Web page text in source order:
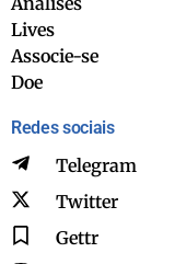
Lives
Associe-se
Doe
Redes sociais
Telegram
Twitter
Gettr